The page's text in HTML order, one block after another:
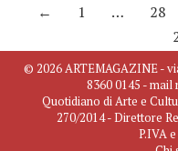
← 1 … 28
© 2026 ARTEMAGAZINE -
8360 0145 -
Quotidiano di Arte e
270/2014 - Direttore
P.IVA